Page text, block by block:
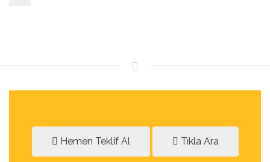
Hemen Teklif Al Tıkla Ara